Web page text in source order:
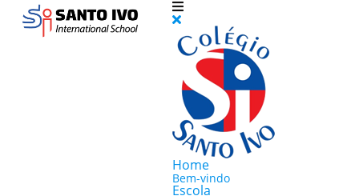
Home
Bem-vindo
Escola